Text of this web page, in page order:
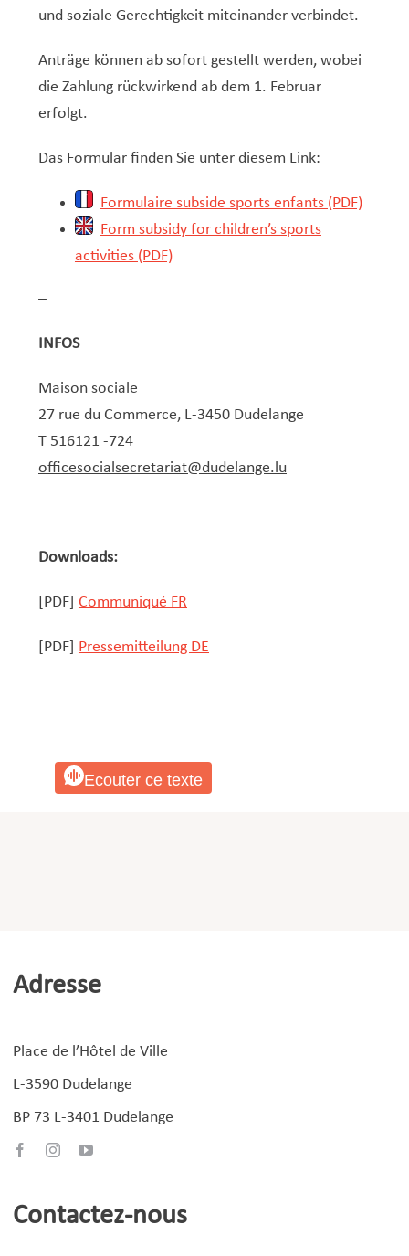
und soziale Gerechtigkeit miteinander verbindet.
Anträge können ab sofort gestellt werden, wobei
die Zahlung rückwirkend ab dem 1. Februar
erfolgt.
Das Formular finden Sie unter diesem Link:
Formulaire subside sports enfants (PDF)
Form subsidy for children’s sports
activities (PDF)
–
INFOS
Maison sociale
27 rue du Commerce, L-3450 Dudelange
T 516121 -724​
officesocialsecretariat@dudelange.lu
Downloads:
[PDF] Communiqué FR
[PDF] Pressemitteilung DE
Ecouter ce texte
Adresse
Place de l’Hôtel de Ville
L-3590 Dudelange
BP 73 L-3401 Dudelange
Contactez-nous